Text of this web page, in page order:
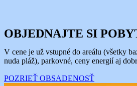
OBJEDNAJTE SI
V cene je už vstupné do areálu (všetky
nuda pláž), parkovné, ceny energií aj
POZRIEŤ OBSADENOSŤ